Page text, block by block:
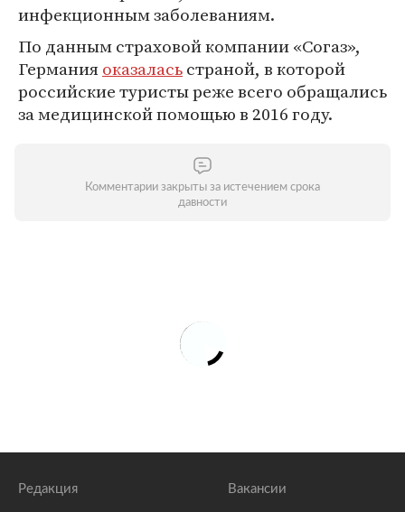
инфекционным заболеваниям.
По данным страховой компании «Согаз»,
Германияоказаласьстраной, в которой
российские туристы реже всего обращались
за медицинской помощью в 2016 году.
Комментарии закрыты за истечением срока
давности
Редакция Вакансии